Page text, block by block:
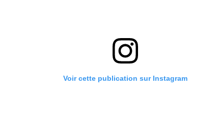
Voir cette publication sur Instagram